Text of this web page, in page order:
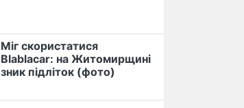
Міг скористатися
Blablacar: на Житомирщині
зник підліток (фото)